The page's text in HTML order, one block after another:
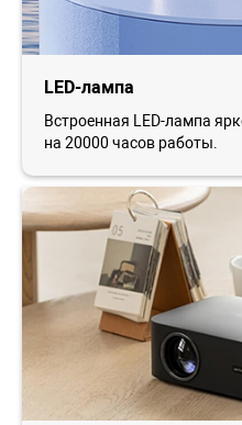
LED-лампа
Встроенная LED-лампа
на 20000 часов работы.